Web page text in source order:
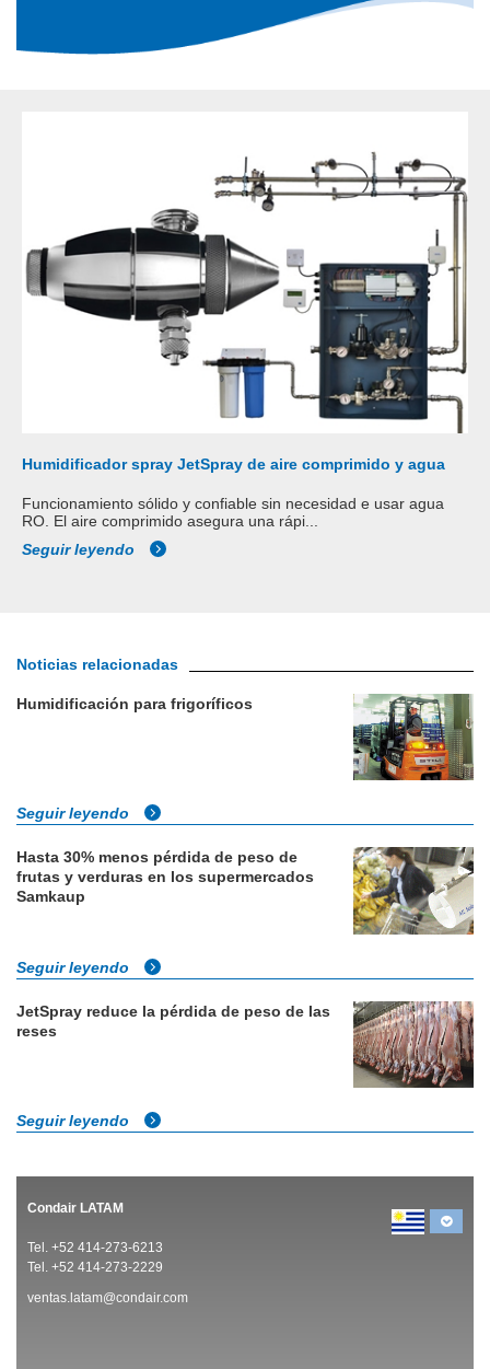
Humidificador spray JetSpray de aire comprimido y agua
Funcionamiento sólido y confiable sin necesidad e usar agua
RO. El aire comprimido asegura una rápi...
Seguir leyendo
Noticias relacionadas
Humidificación para frigoríficos
Seguir leyendo
Hasta 30% menos pérdida de peso de
frutas y verduras en los supermercados
Samkaup
Seguir leyendo
JetSpray reduce la pérdida de peso de las
reses
Seguir leyendo
Condair LATAM
Tel. +52 414-273-6213
Tel. +52 414-273-2229
ventas.latam@condair.com